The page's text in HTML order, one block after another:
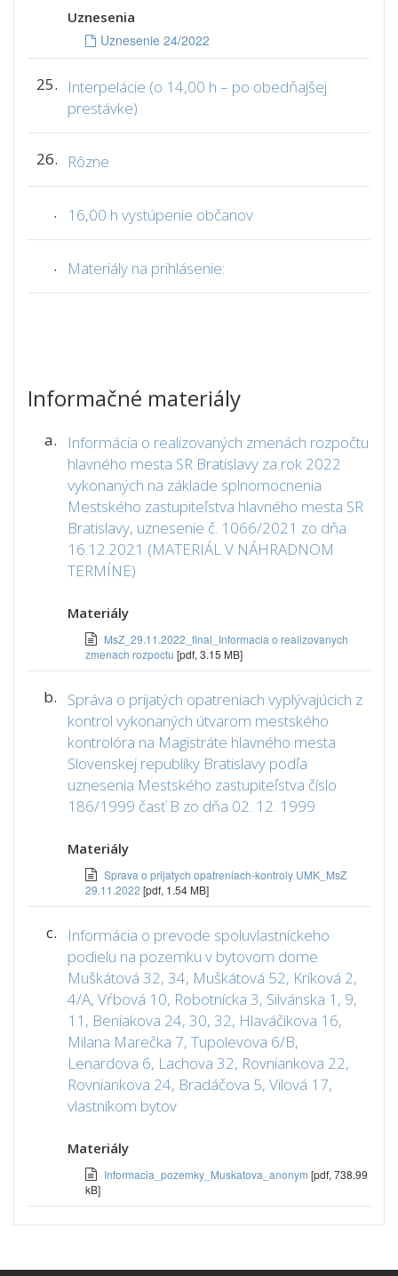
Uznesenia
Uznesenie 24/2022
25.
Interpelácie (o 14,00 h – po obedňajšej
prestávke)
26. Rôzne
. 16,00 h vystúpenie občanov
. Materiály na prihlásenie:
Informačné materiály
a.
Informácia o realizovaných zmenách rozpočtu
hlavného mesta SR Bratislavy za rok 2022
vykonaných na základe splnomocnenia
Mestského zastupiteľstva hlavného mesta SR
Bratislavy, uznesenie č. 1066/2021 zo dňa
16.12.2021 (MATERIÁL V NÁHRADNOM
TERMÍNE)
Materiály
MsZ_29.11.2022_final_Informacia o realizovanych
zmenach rozpoctu [pdf, 3.15 MB]
b.
Správa o prijatých opatreniach vyplývajúcich z
kontrol vykonaných útvarom mestského
kontrolóra na Magistráte hlavného mesta
Slovenskej republiky Bratislavy podľa
uznesenia Mestského zastupiteľstva číslo
186/1999 časť B zo dňa 02. 12. 1999
Materiály
Sprava o prijatych opatreniach-kontroly UMK_MsZ
29.11.2022 [pdf, 1.54 MB]
c.
Informácia o prevode spoluvlastníckeho
podielu na pozemku v bytovom dome
Muškátová 32, 34, Muškátová 52, Kríková 2,
4/A, Vŕbová 10, Robotnícka 3, Silvánska 1, 9,
11, Beniakova 24, 30, 32, Hlaváčikova 16,
Milana Marečka 7, Tupolevova 6/B,
Lenardova 6, Lachova 32, Rovniankova 22,
Rovniankova 24, Bradáčova 5, Vilová 17,
vlastníkom bytov
Materiály
Informacia_pozemky_Muskatova_anonym [pdf, 738.99
kB]